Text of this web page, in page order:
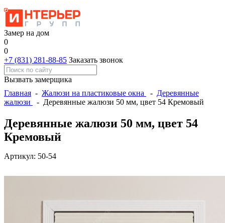
Замер на дом
0
0
+7 (831) 281-88-85 Заказать звонок
Вызвать замерщика
Главная - Жалюзи на пластиковые окна - Деревянные
жалюзи
- Деревянные жалюзи 50 мм, цвет 54 Кремовый
Деревянные жалюзи 50 мм, цвет 54
Кремовый
Артикул: 50-54